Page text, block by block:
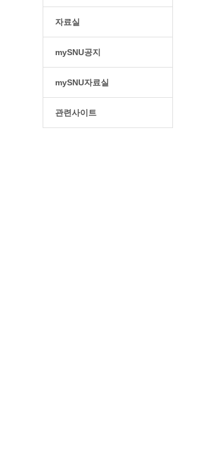
자료실
mySNU공지
mySNU자료실
관련사이트